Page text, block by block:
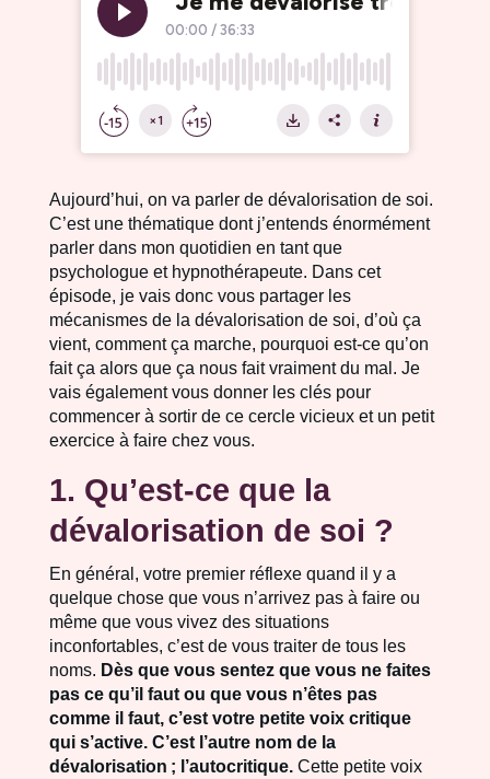
Aujourd’hui, on va parler de dévalorisation de soi.
C’est une thématique dont j’entends énormément
parler dans mon quotidien en tant que
psychologue et hypnothérapeute. Dans cet
épisode, je vais donc vous partager les
mécanismes de la dévalorisation de soi, d’où ça
vient, comment ça marche, pourquoi est-ce qu’on
fait ça alors que ça nous fait vraiment du mal. Je
vais également vous donner les clés pour
commencer à sortir de ce cercle vicieux et un petit
exercice à faire chez vous.
1. Qu’est-ce que la
dévalorisation de soi ?
En général, votre premier réflexe quand il y a
quelque chose que vous n’arrivez pas à faire ou
même que vous vivez des situations
inconfortables, c’est de vous traiter de tous les
noms. Dès que vous sentez que vous ne faites
pas ce qu’il faut ou que vous n’êtes pas
comme il faut, c’est votre petite voix critique
qui s’active. C’est l’autre nom de la
dévalorisation ; l’autocritique.Cette petite voix